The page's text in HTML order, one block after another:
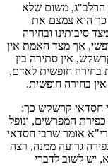
הרלב"ג, משום שלא
כך הוא צמצם את
סיבותינו ובחירה
אך מצד האמת אין
אין סתירה בין
בחירה חופשית לאדם,
בחירה חופשית.
חסדאי קרשקש כך:
המפרשים, ונופל
אומר שרבי חסדאי
גרועה ממנה, רצה
יש לשוב לדברי